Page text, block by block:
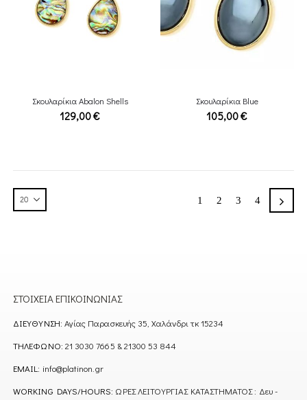
Σκουλαρίκια Abalon Shells
129,00€
Σκουλαρίκια Blue
105,00€
1 2 3 4
ΣΤΟΙΧΕΊΑ ΕΠΙΚΟΙΝΩΝΊΑΣ
ΔΙΕΎΘΥΝΣΗ: Αγίας Παρασκευής 35, Χαλάνδρι τκ 15234
ΤΗΛΈΦΩΝΟ: 21 3030 7665 & 21300 53 844
EMAIL: info@platinon.gr
WORKING DAYS/HOURS: ΩΡΕΣ ΛΕΙΤΟΥΡΓΙΑΣ ΚΑΤΑΣΤΗΜΑΤΟΣ : Δευ -